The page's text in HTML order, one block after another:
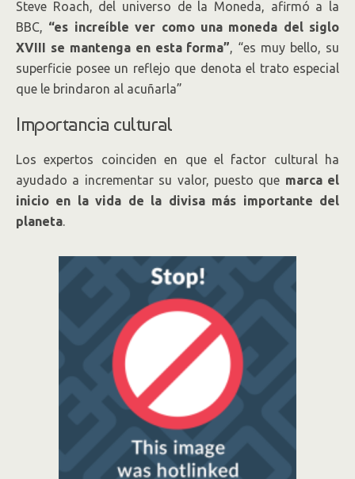
Steve Roach, del universo de la Moneda, afirmó a la
BBC, “es increíble ver como una moneda del siglo
XVIII se mantenga en esta forma”, “es muy bello, su
superficie posee un reflejo que denota el trato especial
que le brindaron al acuñarla”
Importancia cultural
Los expertos coinciden en que el factor cultural ha
ayudado a incrementar su valor, puesto que marca el
inicio en la vida de la divisa más importante del
planeta.